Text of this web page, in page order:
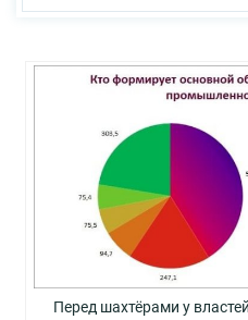
Перед шахтёрами у